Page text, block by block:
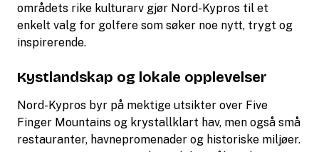
områdets rike kulturarv gjør Nord-Kypros til et
enkelt valg for golfere som søker noe nytt, trygt og
inspirerende.
Kystlandskap og lokale opplevelser
Nord-Kypros byr på mektige utsikter over Five
Finger Mountains og krystallklart hav, men også små
restauranter, havnepromenader og historiske miljøer.